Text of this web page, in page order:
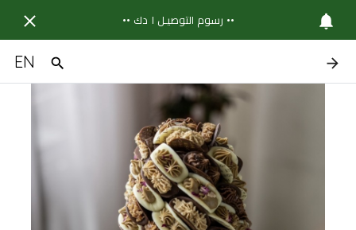
•• رسوم التوصيـل ١ دك ••
EN